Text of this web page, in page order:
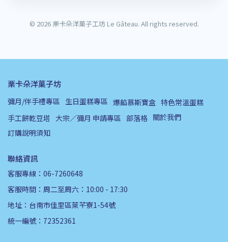
© 2026栗卡朵洋菓子工坊 Le Gâteau. All rights reserved.
栗卡朵洋菓子坊
彌月/伴手禮專區 生日蛋糕專區 爆餡慕斯寶盒 特色常溫蛋糕
手工餅乾豆塔 大宗／彌月 申請專區 部落格 關於我們
訂購說明須知
聯絡資訊
客服專線：06-7260648
客服時間：周二至周六：10:00 - 17:30
地址：台南市佳里區萊芊寮1-54號
統一編號：72352361